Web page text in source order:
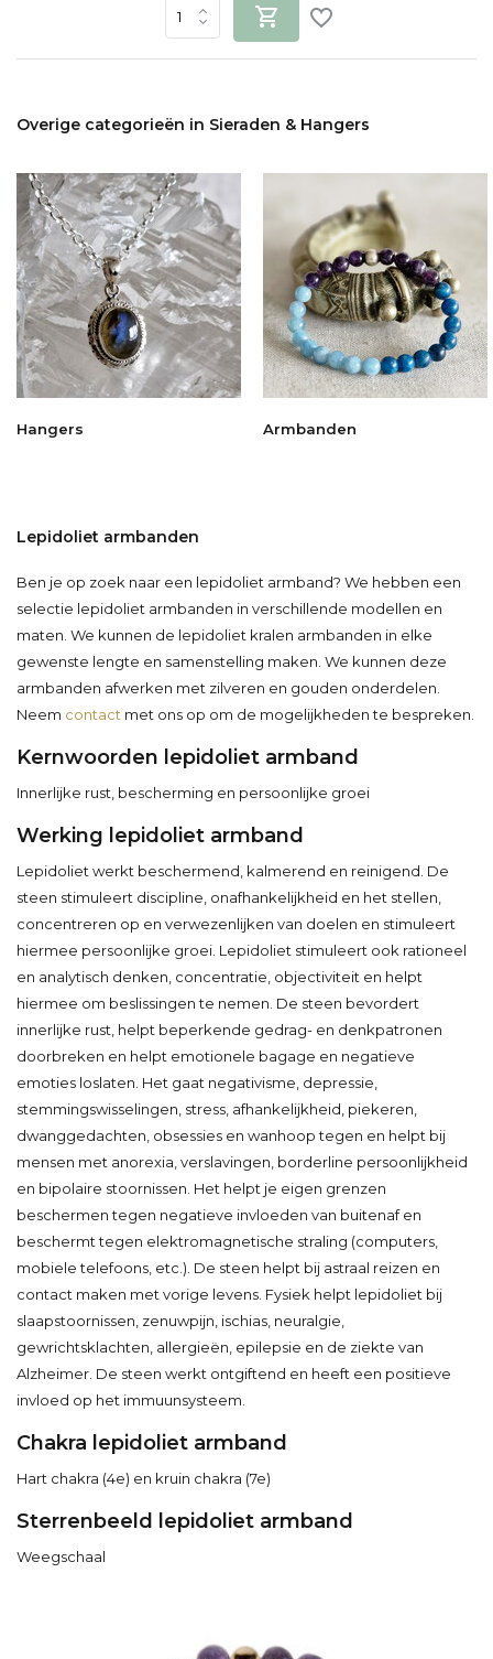
Overige categorieën in Sieraden & Hangers
Hangers Armbanden
Lepidoliet armbanden
Ben je op zoek naar een lepidoliet armband? We hebben een
selectie lepidoliet armbanden in verschillende modellen en
maten. We kunnen de lepidoliet kralen armbanden in elke
gewenste lengte en samenstelling maken. We kunnen deze
armbanden afwerken met zilveren en gouden onderdelen.
Neem contact met ons op om de mogelijkheden te bespreken.
Kernwoorden lepidoliet armband
Innerlijke rust, bescherming en persoonlijke groei
Werking lepidoliet armband
Lepidoliet werkt beschermend, kalmerend en reinigend. De
steen stimuleert discipline, onafhankelijkheid en het stellen,
concentreren op en verwezenlijken van doelen en stimuleert
hiermee persoonlijke groei. Lepidoliet stimuleert ook rationeel
en analytisch denken, concentratie, objectiviteit en helpt
hiermee om beslissingen te nemen. De steen bevordert
innerlijke rust, helpt beperkende gedrag- en denkpatronen
doorbreken en helpt emotionele bagage en negatieve
emoties loslaten. Het gaat negativisme, depressie,
stemmingswisselingen, stress, afhankelijkheid, piekeren,
dwanggedachten, obsessies en wanhoop tegen en helpt bij
mensen met anorexia, verslavingen, borderline persoonlijkheid
en bipolaire stoornissen. Het helpt je eigen grenzen
beschermen tegen negatieve invloeden van buitenaf en
beschermt tegen elektromagnetische straling (computers,
mobiele telefoons, etc.). De steen helpt bij astraal reizen en
contact maken met vorige levens. Fysiek helpt lepidoliet bij
slaapstoornissen, zenuwpijn, ischias, neuralgie,
gewrichtsklachten, allergieën, epilepsie en de ziekte van
Alzheimer. De steen werkt ontgiftend en heeft een positieve
invloed op het immuunsysteem.
Chakra lepidoliet armband
Hart chakra (4e) en kruin chakra (7e)
Sterrenbeeld lepidoliet armband
Weegschaal